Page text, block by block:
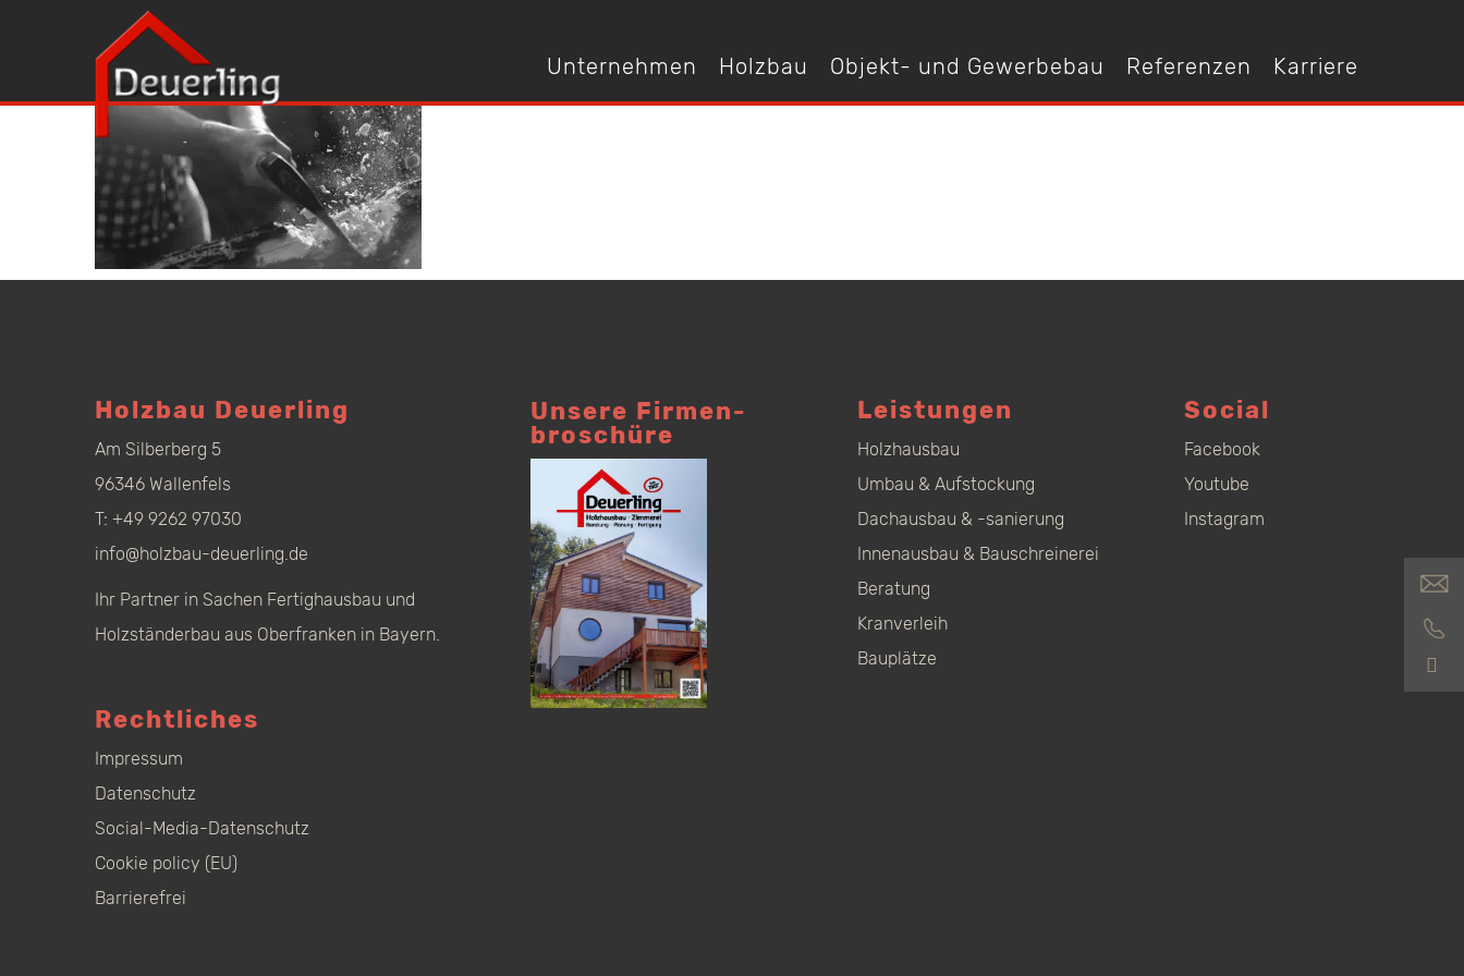
Unternehmen Holzbau Objekt- und Gewerbebau Referenzen Karriere
Holzbau Deuerling
Am Silberberg 5
96346 Wallenfels
T: +49 9262 97030
info@holzbau-deuerling.de
Ihr Partner in Sachen Fertighausbau und
Holzständerbau aus Oberfranken in Bayern.
Rechtliches
Impressum
Datenschutz
Social-Media-Datenschutz
Cookie policy (EU)
Barrierefrei
Unsere Firmen­
broschüre
Leistungen
Holzhausbau
Umbau & Aufstockung
Dachausbau & -sanierung
Innenausbau & Bauschreinerei
Beratung
Kranverleih
Bauplätze
Social
Facebook
Youtube
Instagram